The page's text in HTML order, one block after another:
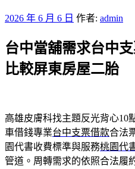
發
於
2026 年 6 月 6 日 作者: admin
台中當舖需求台中
比較屏東房屋二胎
高雄皮膚科找主題反光背心10
車借錢專業台中支票借款合法
園代書收費標準與服務桃園代
管道。周轉需求的依照合法履